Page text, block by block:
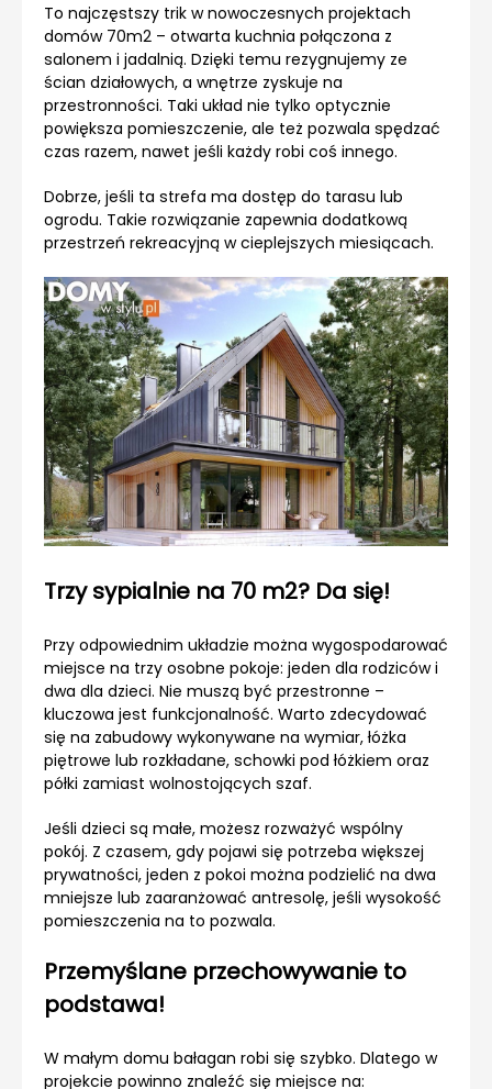
To najczęstszy trik w nowoczesnych projektach
domów 70m2 – otwarta kuchnia połączona z
salonem i jadalnią. Dzięki temu rezygnujemy ze
ścian działowych, a wnętrze zyskuje na
przestronności. Taki układ nie tylko optycznie
powiększa pomieszczenie, ale też pozwala spędzać
czas razem, nawet jeśli każdy robi coś innego.
Dobrze, jeśli ta strefa ma dostęp do tarasu lub
ogrodu. Takie rozwiązanie zapewnia dodatkową
przestrzeń rekreacyjną w cieplejszych miesiącach.
Trzy sypialnie na 70 m2? Da się!
Przy odpowiednim układzie można wygospodarować
miejsce na trzy osobne pokoje: jeden dla rodziców i
dwa dla dzieci. Nie muszą być przestronne –
kluczowa jest funkcjonalność. Warto zdecydować
się na zabudowy wykonywane na wymiar, łóżka
piętrowe lub rozkładane, schowki pod łóżkiem oraz
półki zamiast wolnostojących szaf.
Jeśli dzieci są małe, możesz rozważyć wspólny
pokój. Z czasem, gdy pojawi się potrzeba większej
prywatności, jeden z pokoi można podzielić na dwa
mniejsze lub zaaranżować antresolę, jeśli wysokość
pomieszczenia na to pozwala.
Przemyślane przechowywanie to
podstawa!
W małym domu bałagan robi się szybko. Dlatego w
projekcie powinno znaleźć się miejsce na: